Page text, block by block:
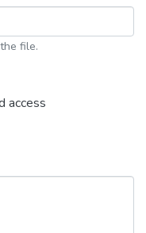
file.
access